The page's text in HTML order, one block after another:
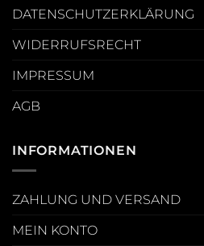
DATENSCHUTZERKLÄRUNG
WIDERRUFSRECHT
IMPRESSUM
AGB
INFORMATIONEN
ZAHLUNG UND VERSAND
MEIN KONTO